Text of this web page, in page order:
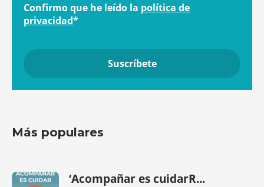
Confirmo que he leído la política de
privacidad*
Más populares
‘Acompañar es cuidarR...